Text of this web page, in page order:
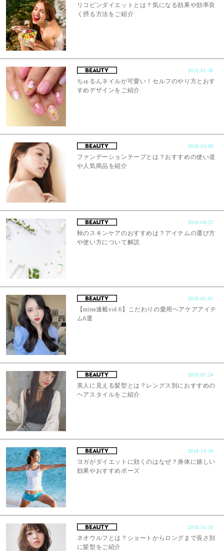
リコピンダイエットとは？気になる効果や効率良
く摂る方法をご紹介
2022.01.30
ちゅるんネイルが可愛い！セルフのやり方とおす
すめデザインをご紹介
2020.03.09
ファンデーションテープとは？おすすめの使い道
や人気商品を紹介
2019.09.23
秋のスキンケアのおすすめは？アイテムの選び方
や使い方について解説
2020.05.01
【mina連載vol.6】こだわりの愛用ヘアケアアイテ
ム6選
2019.07.24
美人に見える髪型とは？レングス別におすすめの
ヘアスタイルをご紹介
2018.10.18
ヨガがダイエットに効くのはなぜ？身体に嬉しい
効果やおすすめポーズ
2018.10.18
ネオウルフとは？ショートからロングまで長さ別
に髪型をご紹介